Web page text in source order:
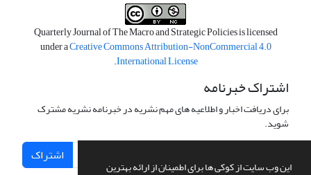
این وب سایت از کوکی ها برای اطمینان از ارائه بهترین
Quarterly Journal of The Macro and Strategic Policies is licensed
under aCreative Commons Attribution-NonCommercial 4.0
International License
.
اشتراک خبرنامه
برای دریافت اخبار و اطلاعیه های مهم نشریه در خبرنامه نشریه مشترک
شوید.
اشتراک